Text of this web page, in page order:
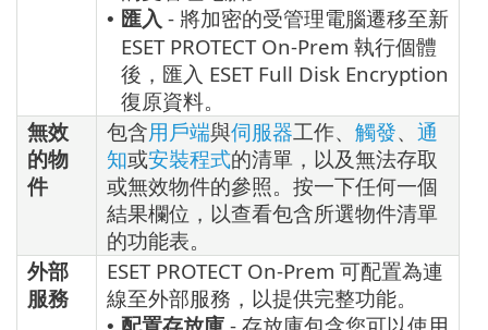
• 匯入 - 將加密的受管理電腦遷移至新
ESET PROTECT On-Prem 執行個體
後，匯入 ESET Full Disk Encryption
復原資料。
無效
的物
件
包含用戶端與伺服器工作、 觸發、 通
知或安裝程式的清單，以及無法存取
或無效物件的參照。按一下任何一個
結果欄位，以查看包含所選物件清單
的功能表。
外部
服務
ESET PROTECT On-Prem 可配置為連
線至外部服務，以提供完整功能。